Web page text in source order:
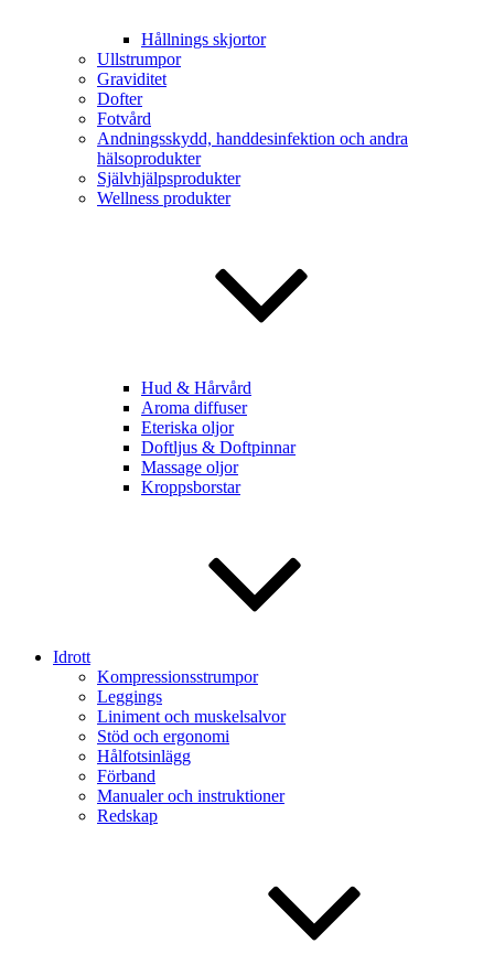
Hållnings skjortor
Ullstrumpor
Graviditet
Dofter
Fotvård
Andningsskydd, handdesinfektion och andra
hälsoprodukter
Självhjälpsprodukter
Wellness produkter
Hud & Hårvård
Aroma diffuser
Eteriska oljor
Doftljus & Doftpinnar
Massage oljor
Kroppsborstar
Idrott
Kompressionsstrumpor
Leggings
Liniment och muskelsalvor
Stöd och ergonomi
Hålfotsinlägg
Förband
Manualer och instruktioner
Redskap